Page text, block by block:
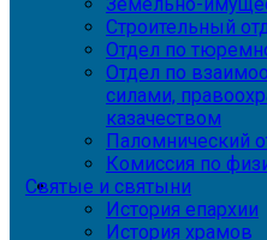
Строительный
Отдел по
Отдел по
силами,
казачеством
Паломнический
Комиссия по
Святые и святыни
История епархии
История храмов